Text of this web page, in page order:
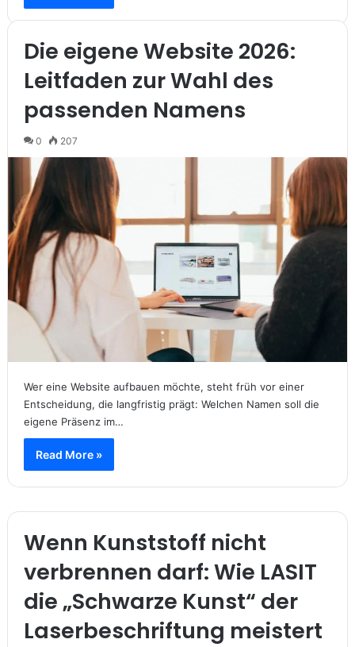
Die eigene Website 2026:
Leitfaden zur Wahl des
passenden Namens
0 207
Wer eine Website aufbauen möchte, steht früh vor einer
Entscheidung, die langfristig prägt: Welchen Namen soll die
eigene Präsenz im…
Read More »
Wenn Kunststoff nicht
verbrennen darf: Wie LASIT
die „Schwarze Kunst“ der
Laserbeschriftung meistert